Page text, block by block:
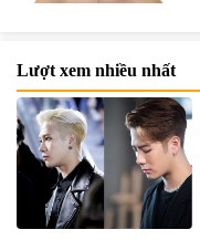
Lượt xem nhiều nhất